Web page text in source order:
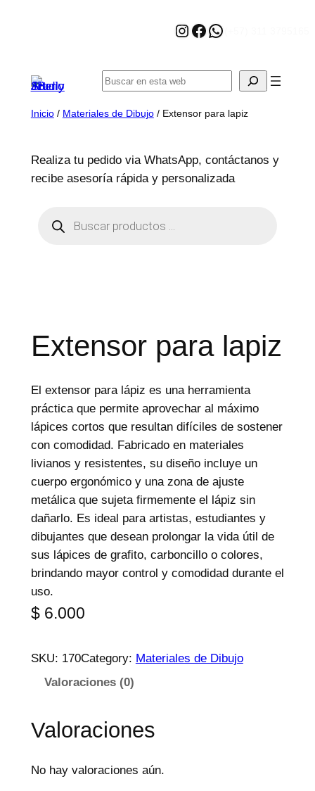
Instagram
Facebook
WhatsApp
Buscar
Inicio/ Materiales de Dibujo/ Extensor para lapiz
Realiza tu pedido via WhatsApp, contáctanos y
recibe asesoría rápida y personalizada
r
o
d
t
o
s
Extensor para lapiz
El extensor para lápiz es una herramienta
práctica que permite aprovechar al máximo
lápices cortos que resultan difíciles de sostener
con comodidad. Fabricado en materiales
livianos y resistentes, su diseño incluye un
cuerpo ergonómico y una zona de ajuste
metálica que sujeta firmemente el lápiz sin
dañarlo. Es ideal para artistas, estudiantes y
dibujantes que desean prolongar la vida útil de
sus lápices de grafito, carboncillo o colores,
brindando mayor control y comodidad durante el
uso.
$6.000
SKU: 170Category: Materiales de Dibujo
Valoraciones (0)
Valoraciones
No hay valoraciones aún.